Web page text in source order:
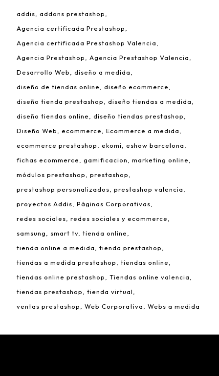
addis
addons prestashop
Agencia certificada Prestashop
Agencia certificada Prestashop Valencia
Agencia Prestashop
Agencia Prestashop Valencia
Desarrollo Web
diseño a medida
diseño de tiendas online
diseño ecommerce
diseño tienda prestashop
diseño tiendas a medida
diseño tiendas online
diseño tiendas prestashop
Diseño Web
ecommerce
Ecommerce a medida
ecommerce prestashop
ekomi
eshow barcelona
fichas ecommerce
gamificacion
marketing online
módulos prestashop
prestashop
prestashop personalizados
prestashop valencia
proyectos Addis
Páginas Corporativas
redes sociales
redes sociales y ecommerce
samsung
smart tv tienda online
tienda online a medida
tienda prestashop
tiendas a medida prestashop
tiendas online
tiendas online prestashop
Tiendas online valencia
tiendas prestashop
tienda virtual
ventas prestashop
Web Corporativa Webs a medida